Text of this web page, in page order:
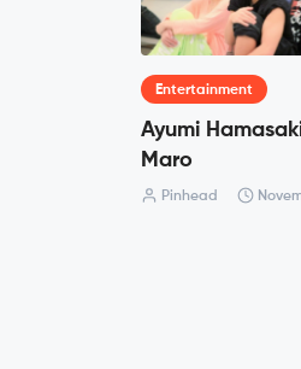
Entertainment
Ayumi
Maro
Pinhead